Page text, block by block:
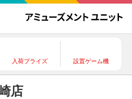
入荷プライズ 設置ゲーム機
店